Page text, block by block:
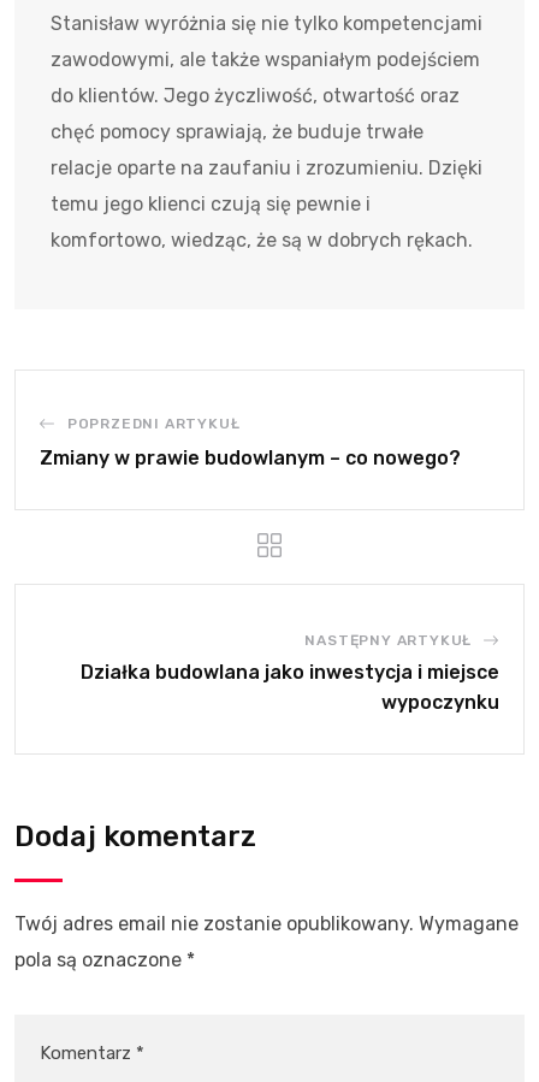
Stanisław wyróżnia się nie tylko kompetencjami
zawodowymi, ale także wspaniałym podejściem
do klientów. Jego życzliwość, otwartość oraz
chęć pomocy sprawiają, że buduje trwałe
relacje oparte na zaufaniu i zrozumieniu. Dzięki
temu jego klienci czują się pewnie i
komfortowo, wiedząc, że są w dobrych rękach.
POPRZEDNI ARTYKUŁ
Zmiany w prawie budowlanym – co nowego?
NASTĘPNY ARTYKUŁ
Działka budowlana jako inwestycja i miejsce
wypoczynku
Dodaj komentarz
Twój adres email nie zostanie opublikowany. Wymagane
pola są oznaczone *